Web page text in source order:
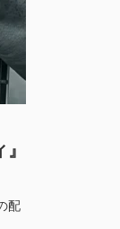
配